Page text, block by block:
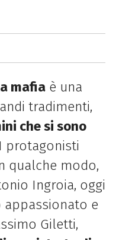
mafiaè una
tradimenti,
che si sono
protagonisti
qualche modo,
Ingroia, oggi
appassionato e
Giletti,